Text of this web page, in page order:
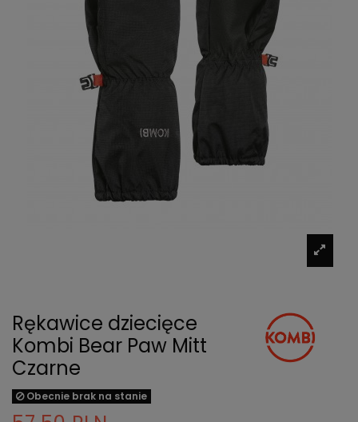
Rękawice dziecięce
Kombi Bear Paw Mitt
Czarne
Obecnie brak na stanie